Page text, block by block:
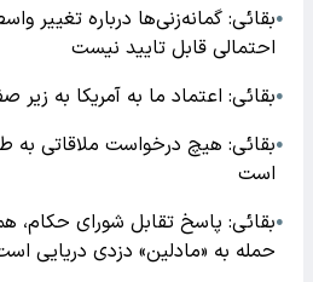
●بقائی: گمانه‌زنی‌ها درباره تغییر
احتمالی قابل تایید نیست
●بقائی: اعتماد ما به آمریکا به
●بقائی: هیچ درخواست ملاقاتی به
است
●بقائی: پاسخ تقابل شورای حکام،
حمله به «مادلین» دزدی دریایی